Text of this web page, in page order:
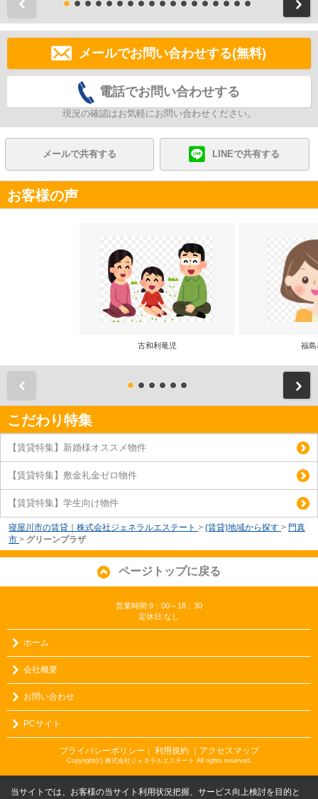
メールでお問い合わせする(無料)
電話でお問い合わせする
現況の確認はお気軽にお問い合わせください。
メールで共有する LINEで共有する
お客様の声
古和利竜児 福島
こだわり特集
【賃貸特集】新婚様オススメ物件
【賃貸特集】敷金礼金ゼロ物件
【賃貸特集】学生向け物件
寝屋川市の賃貸｜株式会社ジェネラルエステート > (賃貸)地域から探す > 門真
市 > グリーンプラザ
ページトップに戻る
営業時間:9：00～18：30
定休日:なし
ホーム
会社概要
お問い合わせ
PCサイト
プライバシーポリシー 利用規約 ｜アクセスマップ
Copyright(c) 株式会社ジェネラルエステート All rights reserved.
当サイトでは、お客様の当サイト利用状況把握、サービス向上検討を目的と